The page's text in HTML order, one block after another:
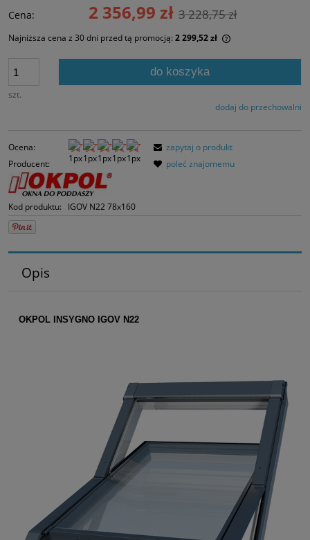
Cena: 2 356,99 zł 3 228,75 zł
Najniższa cena z 30 dni przed tą promocją: 2 299,52 zł
szt.
do koszyka
dodaj do przechowalni
Ocena:
Producent:
Kod produktu: IGOV N22 78x160
zapytaj o produkt
poleć znajomemu
Opis
OKPOL INSYGNO IGOV N22